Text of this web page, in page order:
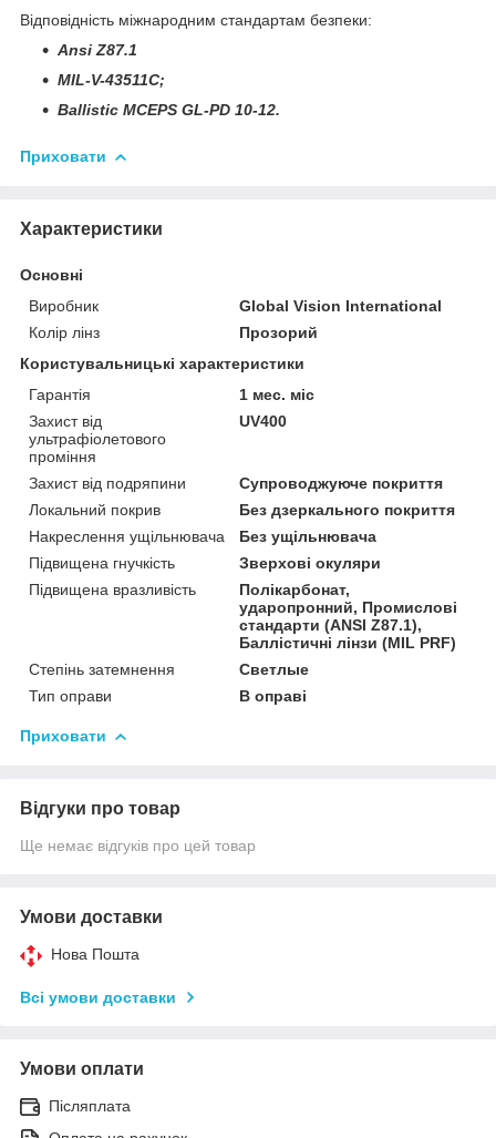
Відповідність міжнародним стандартам безпеки:
Ansi Z87.1
MIL-V-43511C;
Ballistic MCEPS GL-PD 10-12.
Приховати
Характеристики
Основні
Виробник
Global Vision International
Колір лінз
Прозорий
Користувальницькі характеристики
Гарантія
1 мес. міс
Захист від
ультрафіолетового
проміння
UV400
Захист від подряпини
Супроводжуюче покриття
Локальний покрив
Без дзеркального покриття
Накреслення ущільнювача
Без ущільнювача
Підвищена гнучкість
Зверхові окуляри
Підвищена вразливість
Полікарбонат,
ударопронний, Промислові
стандарти (ANSI Z87.1),
Баллістичні лінзи (MIL PRF)
Степінь затемнення
Светлые
Тип оправи
В оправі
Приховати
Відгуки про товар
Ще немає відгуків про цей товар
Умови доставки
Нова Пошта
Всі умови доставки
Умови оплати
Післяплата